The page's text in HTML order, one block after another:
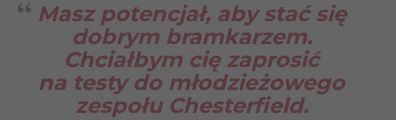
Masz potencjał, aby stać się
dobrym bramkarzem.
Chciałbym cię zaprosić
na testy do młodzieżowego
zespołu Chesterfield.